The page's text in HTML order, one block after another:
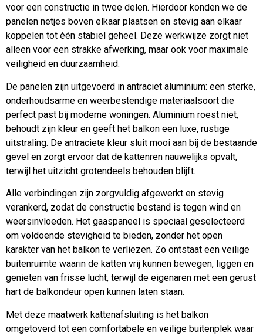
voor een constructie in twee delen. Hierdoor konden we de
panelen netjes boven elkaar plaatsen en stevig aan elkaar
koppelen tot één stabiel geheel. Deze werkwijze zorgt niet
alleen voor een strakke afwerking, maar ook voor maximale
veiligheid en duurzaamheid.
De panelen zijn uitgevoerd in antraciet aluminium: een sterke,
onderhoudsarme en weerbestendige materiaalsoort die
perfect past bij moderne woningen. Aluminium roest niet,
behoudt zijn kleur en geeft het balkon een luxe, rustige
uitstraling. De antraciete kleur sluit mooi aan bij de bestaande
gevel en zorgt ervoor dat de kattenren nauwelijks opvalt,
terwijl het uitzicht grotendeels behouden blijft.
Alle verbindingen zijn zorgvuldig afgewerkt en stevig
verankerd, zodat de constructie bestand is tegen wind en
weersinvloeden. Het gaaspaneel is speciaal geselecteerd
om voldoende stevigheid te bieden, zonder het open
karakter van het balkon te verliezen. Zo ontstaat een veilige
buitenruimte waarin de katten vrij kunnen bewegen, liggen en
genieten van frisse lucht, terwijl de eigenaren met een gerust
hart de balkondeur open kunnen laten staan.
Met deze maatwerk kattenafsluiting is het balkon
omgetoverd tot een comfortabele en veilige buitenplek waar